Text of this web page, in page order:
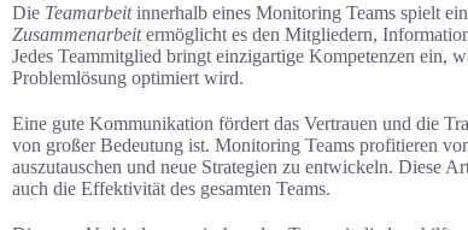
Die Teamarbeitinnerhalb eines Monitoring Teams spielt
Zusammenarbeitermöglicht es den Mitgliedern,
Jedes Teammitglied bringt einzigartige Kompetenzen ein,
Problemlösung optimiert wird.
Eine gute Kommunikation fördert das Vertrauen und die
von großer Bedeutung ist. Monitoring Teams profitieren
auszutauschen und neue Strategien zu entwickeln. Diese
auch die Effektivität des gesamten Teams.